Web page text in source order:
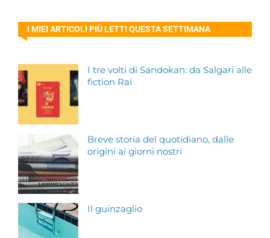
I MIEI ARTICOLI PIÙ LETTI QUESTA SETTIMANA
I tre volti di Sandokan: da Salgari alle
fiction Rai
Breve storia del quotidiano, dalle
origini ai giorni nostri
Il guinzaglio